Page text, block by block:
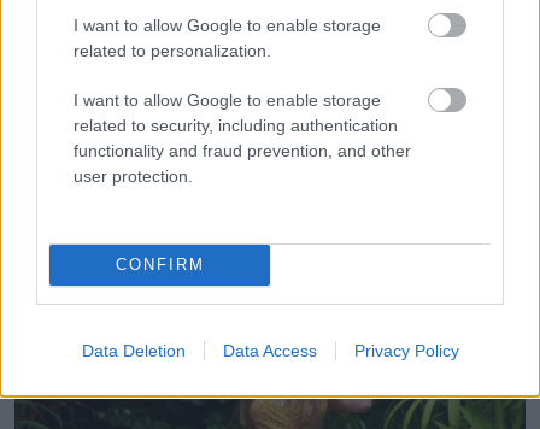
I want to allow Google to enable storage
related to personalization.
I want to allow Google to enable storage
related to security, including authentication
functionality and fraud prevention, and other
user protection.
CONFIRM
Data Deletion Data Access Privacy Policy
LEGÚJABB POSZTOK: